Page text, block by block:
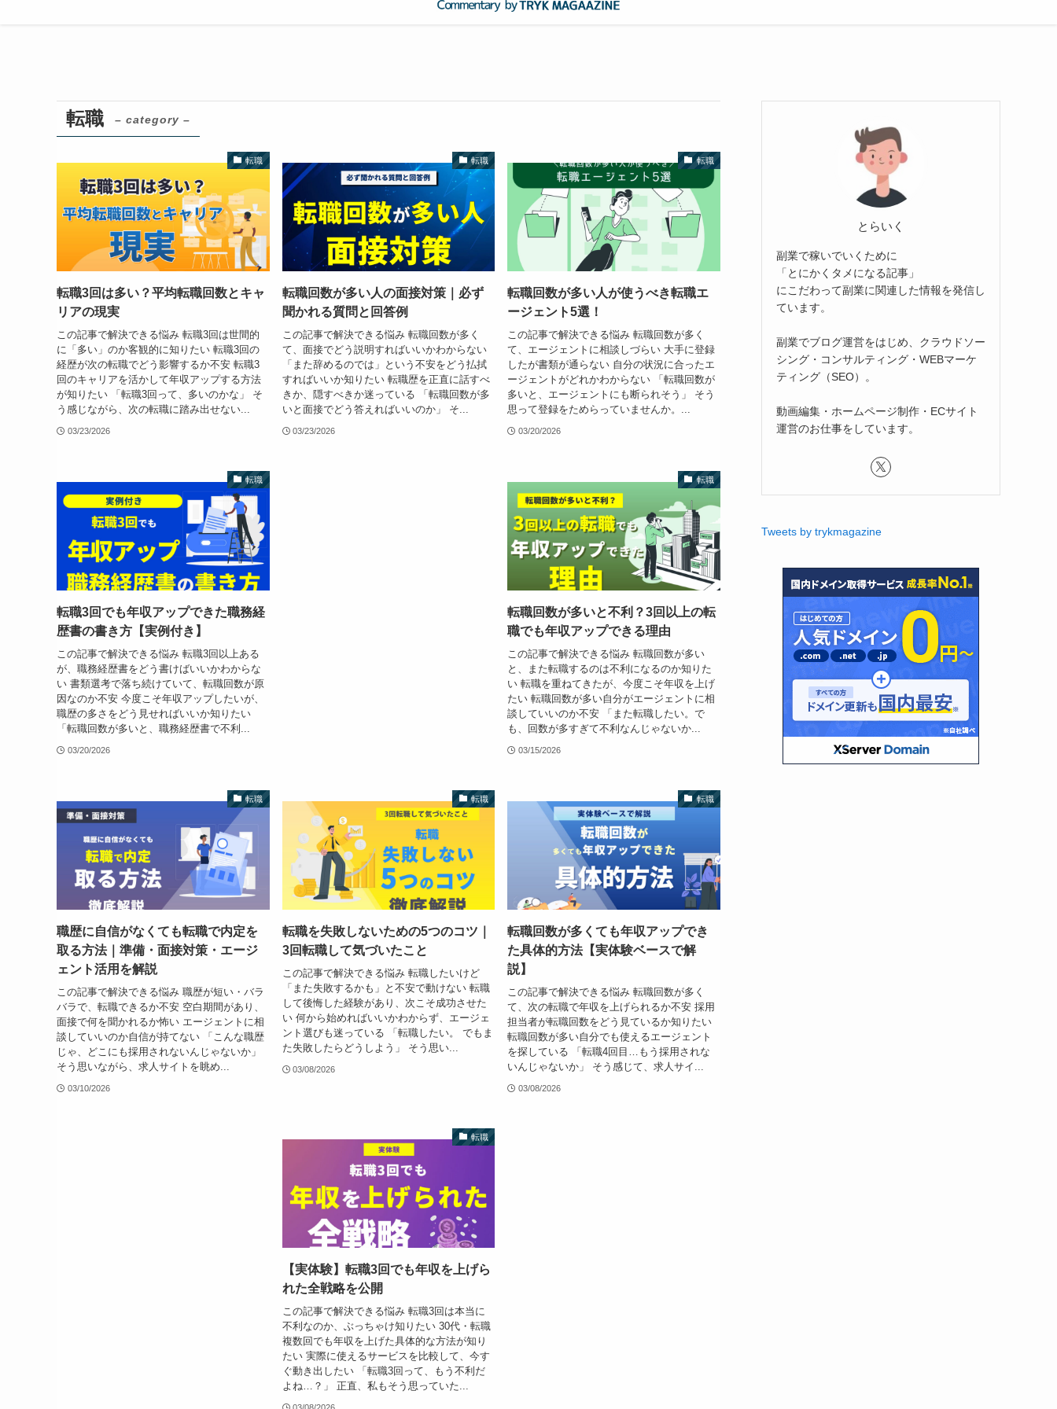
転職 – category –
転職
転職3回は多い？平均転職回数とキャ
リアの現実
この記事で解決できる悩み 転職3回は世間的
に「多い」のか客観的に知りたい 転職3回の
経歴が次の転職でどう影響するか不安 転職3
回のキャリアを活かして年収アップする方法
が知りたい 「転職3回って、多いのかな」 そ
う感じながら、次の転職に踏み出せない...
03/23/2026
転職
転職回数が多い人の面接対策｜必ず
聞かれる質問と回答例
この記事で解決できる悩み 転職回数が多く
て、面接でどう説明すればいいかわからない
「また辞めるのでは」という不安をどう払拭
すればいいか知りたい 転職歴を正直に話すべ
きか、隠すべきか迷っている 「転職回数が多
いと面接でどう答えればいいのか」 そ...
03/23/2026
転職
転職回数が多い人が使うべき転職エ
ージェント5選！
この記事で解決できる悩み 転職回数が多く
て、エージェントに相談しづらい 大手に登録
したが書類が通らない 自分の状況に合ったエ
ージェントがどれかわからない 「転職回数が
多いと、エージェントにも断られそう」 そう
思って登録をためらっていませんか。...
03/20/2026
転職
転職3回でも年収アップできた職務経
歴書の書き方【実例付き】
この記事で解決できる悩み 転職3回以上ある
が、職務経歴書をどう書けばいいかわからな
い 書類選考で落ち続けていて、転職回数が原
因なのか不安 今度こそ年収アップしたいが、
職歴の多さをどう見せればいいか知りたい
「転職回数が多いと、職務経歴書で不利...
03/20/2026
転職
転職回数が多いと不利？3回以上の転
職でも年収アップできる理由
この記事で解決できる悩み 転職回数が多い
と、また転職するのは不利になるのか知りた
い 転職を重ねてきたが、今度こそ年収を上げ
たい 転職回数が多い自分がエージェントに相
談していいのか不安 「また転職したい。で
も、回数が多すぎて不利なんじゃないか...
03/15/2026
転職
職歴に自信がなくても転職で内定を
取る方法｜準備・面接対策・エージ
ェント活用を解説
この記事で解決できる悩み 職歴が短い・バラ
バラで、転職できるか不安 空白期間があり、
面接で何を聞かれるか怖い エージェントに相
談していいのか自信が持てない 「こんな職歴
じゃ、どこにも採用されないんじゃないか」
そう思いながら、求人サイトを眺め...
03/10/2026
転職
転職を失敗しないための5つのコツ｜
3回転職して気づいたこと
この記事で解決できる悩み 転職したいけど
「また失敗するかも」と不安で動けない 転職
して後悔した経験があり、次こそ成功させた
い 何から始めればいいかわからず、エージェ
ント選びも迷っている 「転職したい。 でもま
た失敗したらどうしよう」 そう思い...
03/08/2026
転職
転職回数が多くても年収アップでき
た具体的方法【実体験ベースで解
説】
この記事で解決できる悩み 転職回数が多く
て、次の転職で年収を上げられるか不安 採用
担当者が転職回数をどう見ているか知りたい
転職回数が多い自分でも使えるエージェント
を探している 「転職4回目…もう採用されな
いんじゃないか」 そう感じて、求人サイ...
03/08/2026
転職
【実体験】転職3回でも年収を上げら
れた全戦略を公開
この記事で解決できる悩み 転職3回は本当に
不利なのか、ぶっちゃけ知りたい 30代・転職
複数回でも年収を上げた具体的な方法が知り
たい 実際に使えるサービスを比較して、今す
ぐ動き出したい 「転職3回って、もう不利だ
よね…？」 正直、私もそう思っていた...
とらいく
副業で稼いでいくために
「とにかくタメになる記事」
にこだわって副業に関連した情報を発信し
ています。
副業でブログ運営をはじめ、クラウドソー
シング・コンサルティング・WEBマーケ
ティング（SEO）。
動画編集・ホームページ制作・ECサイト
運営のお仕事をしています。
Tweets by trykmagazine